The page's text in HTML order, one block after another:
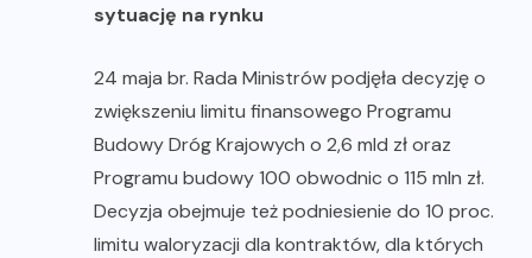
sytuację na rynku
24 maja br. Rada Ministrów podjęła decyzję o
zwiększeniu limitu finansowego Programu
Budowy Dróg Krajowych o 2,6 mld zł oraz
Programu budowy 100 obwodnic o 115 mln zł.
Decyzja obejmuje też podniesienie do 10 proc.
limitu waloryzacji dla kontraktów, dla których